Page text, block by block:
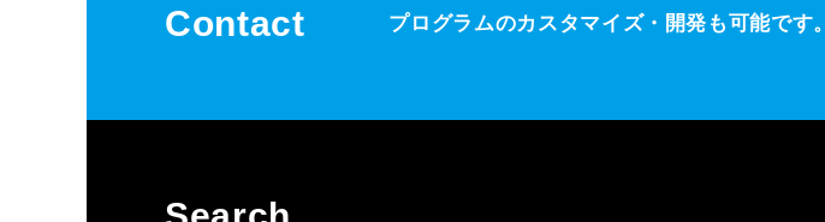
Contact プログラムのカスタマイズ・開発も可能です。